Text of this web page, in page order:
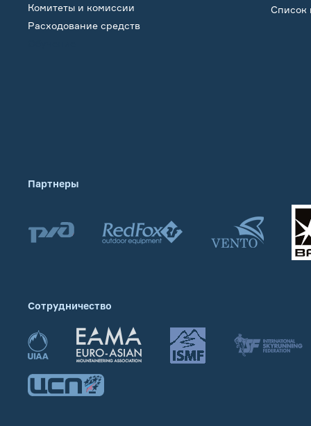
Комитеты и комиссии
Расходование средств
Список
Партнеры
Сотрудничество